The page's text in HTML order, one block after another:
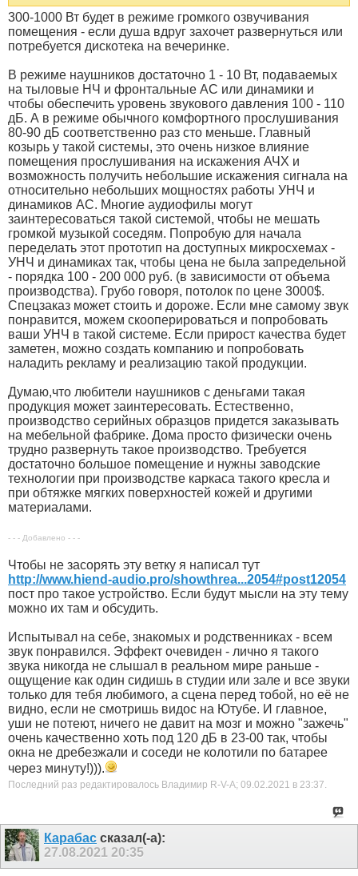
300-1000 Вт будет в режиме громкого озвучивания
помещения - если душа вдруг захочет развернуться или
потребуется дискотека на вечеринке.
В режиме наушников достаточно 1 - 10 Вт, подаваемых
на тыловые НЧ и фронтальные АС или динамики и
чтобы обеспечить уровень звукового давления 100 - 110
дБ. А в режиме обычного комфортного прослушивания
80-90 дБ соответственно раз сто меньше. Главный
козырь у такой системы, это очень низкое влияние
помещения прослушивания на искажения АЧХ и
возможность получить небольшие искажения сигнала на
относительно небольших мощностях работы УНЧ и
динамиков АС. Многие аудиофилы могут
заинтересоваться такой системой, чтобы не мешать
громкой музыкой соседям. Попробую для начала
переделать этот прототип на доступных микросхемах -
УНЧ и динамиках так, чтобы цена не была запредельной
- порядка 100 - 200 000 руб. (в зависимости от объема
производства). Грубо говоря, потолок по цене 3000$.
Спецзаказ может стоить и дороже. Если мне самому звук
понравится, можем скооперироваться и попробовать
ваши УНЧ в такой системе. Если прирост качества будет
заметен, можно создать компанию и попробовать
наладить рекламу и реализацию такой продукции.
Думаю,что любители наушников с деньгами такая
продукция может заинтересовать. Естественно,
производство серийных образцов придется заказывать
на мебельной фабрике. Дома просто физически очень
трудно развернуть такое производство. Требуется
достаточно большое помещение и нужны заводские
технологии при производстве каркаса такого кресла и
при обтяжке мягких поверхностей кожей и другими
материалами.
- - - Добавлено - - -
Чтобы не засорять эту ветку я написал тут
http://www.hiend-audio.pro/showthrea...2054#post12054
пост про такое устройство. Если будут мысли на эту тему
можно их там и обсудить.
Испытывал на себе, знакомых и родственниках - всем
звук понравился. Эффект очевиден - лично я такого
звука никогда не слышал в реальном мире раньше -
ощущение как один сидишь в студии или зале и все звуки
только для тебя любимого, а сцена перед тобой, но её не
видно, если не смотришь видос на Ютубе. И главное,
уши не потеют, ничего не давит на мозг и можно "зажечь"
очень качественно хоть под 120 дБ в 23-00 так, чтобы
окна не дребезжали и соседи не колотили по батарее
через минуту!))).
Последний раз редактировалось Владимир R-V-A; 09.02.2021 в 23:37
Карабас сказал(-а):
27.08.2021 20:35